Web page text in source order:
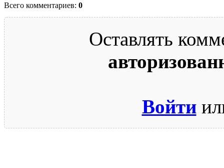
Всего комментариев: 0
Оставлять
Войти